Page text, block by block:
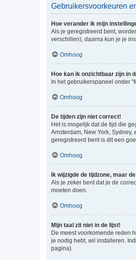
Gebruikersvoorkeuren
Hoe verander ik mijn
Als je geregistreerd bent,
verschillen), daarna kun je je
Omhoog
Hoe kan ik onzichtbaar zijn in
In het gebruikerspaneel onder
Omhoog
De tijden zijn niet correct!
Het is mogelijk dat de tijd die
Amsterdam, New York,
geregistreerd bent is dit een
Omhoog
Ik wijzigde de tijdzone, maar
Als je zeker bent dat je de
moeten doen.
Omhoog
Mijn taal zit niet in de lijst!
De meest voorkomende reden
je nodig hebt, wil installeren.
pagina).